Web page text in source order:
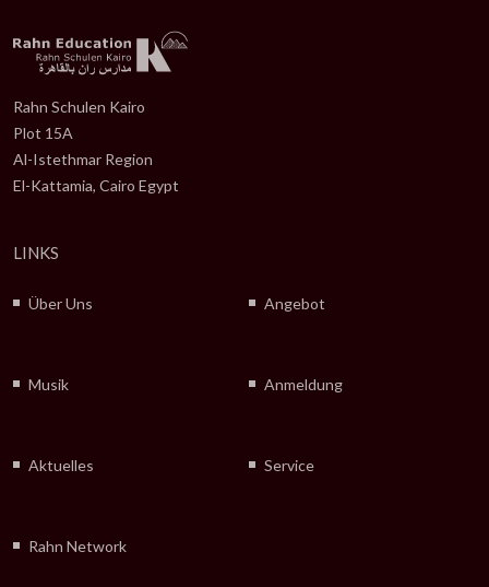
Rahn Schulen Kairo
Plot 15A
Al-Istethmar Region
El-Kattamia, Cairo Egypt
LINKS
Über Uns Angebot
Musik Anmeldung
Aktuelles Service
Rahn Network